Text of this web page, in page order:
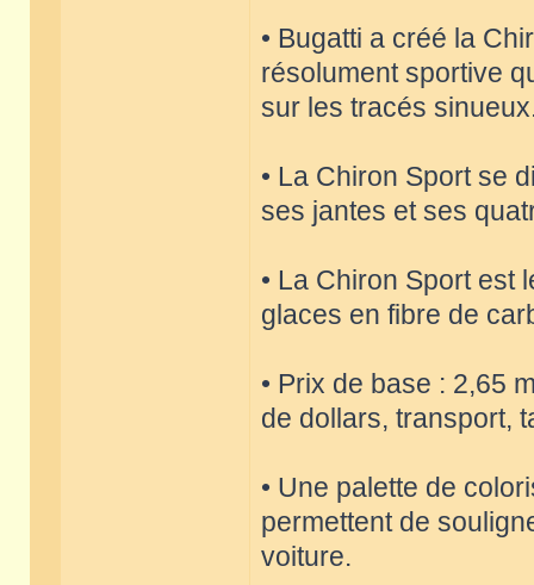
• Bugatti a créé la
résolument sportive
sur les tracés
• La Chiron Sport se
ses jantes et ses
• La Chiron Sport est
glaces en fibre de
• Prix de base : 2,65
de dollars, transport,
• Une palette de
permettent de
voiture.